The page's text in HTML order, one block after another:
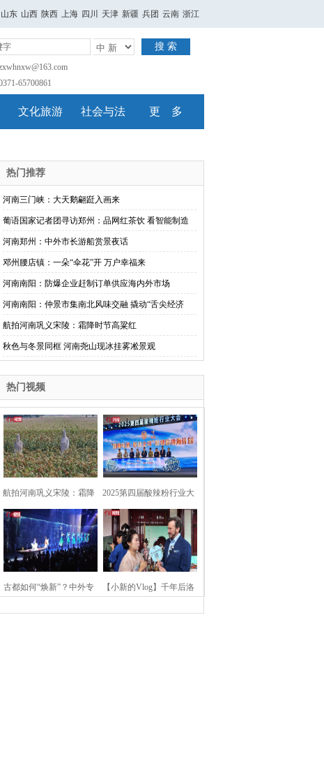
山东 山西 陕西 上海 四川 天津 新疆 兵团 云南 浙江
搜 索
65700861
文化旅游 社会与法 更 多
热门推荐
河南三门峡：大天鹅翩跹入画来
葡语国家记者团寻访郑州：品网红茶饮 看智能制造
河南郑州：中外市长游船赏景夜话
邓州腰店镇：一朵“伞花”开 万户幸福来
河南南阳：防爆企业赶制订单供应海内外市场
河南南阳：仲景市集南北风味交融 撬动“舌尖经济
航拍河南巩义宋陵：霜降时节高粱红
秋色与冬景同框 河南尧山现冰挂雾凇景观
热门视频
航拍河南巩义宋陵：霜降
时节高粱红
2025第四届酸辣粉行业大
会在河南开封举行
古都如何“焕新”？中外专 【小新的Vlog】千年后洛